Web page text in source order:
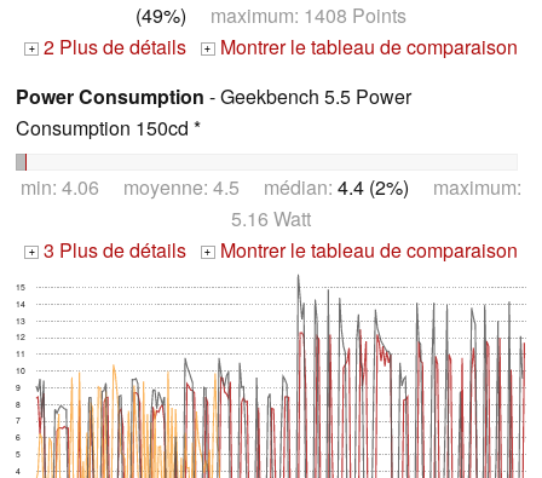
(49%) maximum: 1408 Points
+ 2 Plus de détails + Montrer le tableau de comparaison
Power Consumption - Geekbench 5.5 Power
Consumption 150cd *
min: 4.06 moyenne: 4.5 médian: 4.4 (2%) maximum:
5.16 Watt
+ 3 Plus de détails + Montrer le tableau de comparaison
4
5
6
7
8
9
10
11
12
13
14
15